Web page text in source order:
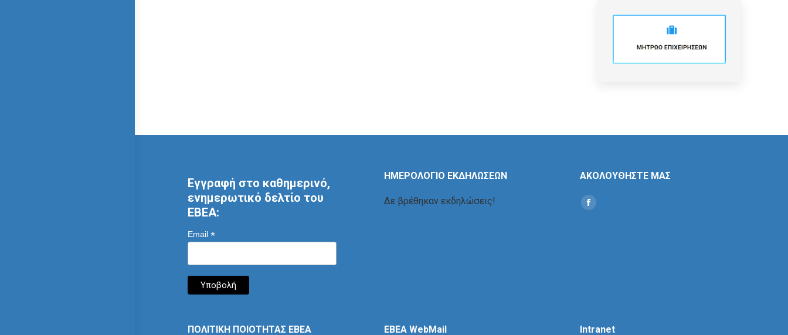
Εγγραφή στο καθημερινό,
ενημερωτικό δελτίο του
ΕΒΕΑ:
Email *
ΗΜΕΡΟΛΟΓΙΟ ΕΚΔΗΛΩΣΕΩΝ
Δε βρέθηκαν εκδηλώσεις!
ΑΚΟΛΟΥΘΗΣΤΕ ΜΑΣ
Find us on:
Social
ΠΟΛΙΤΙΚΗ ΠΟΙΟΤΗΤΑΣ ΕΒΕΑ EBEA WebMail Intranet